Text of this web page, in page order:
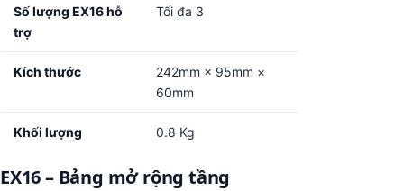
Số lượng EX16 hỗ
trợ
Tối đa 3
Kích thước
242mm × 95mm ×
60mm
Khối lượng 0.8 Kg
EX16 – Bảng mở rộng tầng